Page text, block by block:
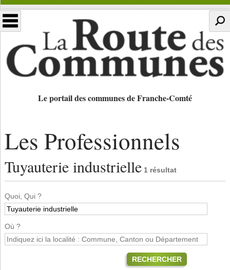
Le portail des communes de Franche-Comté
Les Professionnels
Tuyauterie industrielle 1 résultat
Quoi, Qui ?
Où ?
RECHERCHER